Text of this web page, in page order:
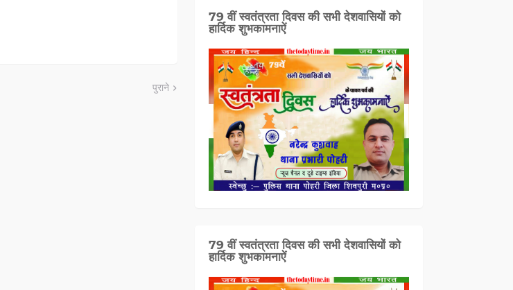
पुराने
79 वीं स्वतंत्रता दिवस की सभी देशवासियों को
हार्दिक शुभकामनाऐं
79 वीं स्वतंत्रता दिवस की सभी देशवासियों को
हार्दिक शुभकामनाऐं